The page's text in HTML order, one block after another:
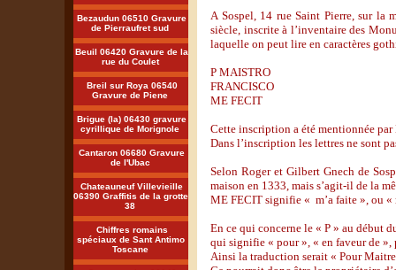
Bezaudun 06510 Gravure
de Pierraufret sud
Beuil 06420 Gravure de la
rue du Coulet
Breil sur Roya 06540
Gravure de Piene
Brigue (la) 06430 gravure
cyrillique de Morignole
Cantaron 06680 Gravure
de l'Ubac
Chateauneuf Villevieille
06390 Graffitis de la grotte
38
Chiffres romains
spéciaux de Sant Antimo
Toscane
A Sospel, 14 rue Saint Pierre, sur la
siècle, inscrite à l’inventaire des
laquelle on peut lire en caractères
P MAISTRO
FRANCISCO
ME FECIT
Cette inscription a été mentionnée
Dans l’inscription les lettres ne sont
Selon Roger et Gilbert Gnech de
maison en 1333, mais s’agit-il de la
ME FECIT signifie « m’a faite », ou «
En ce qui concerne le « P » au début
qui signifie « pour », « en faveur de
Ainsi la traduction serait « Pour